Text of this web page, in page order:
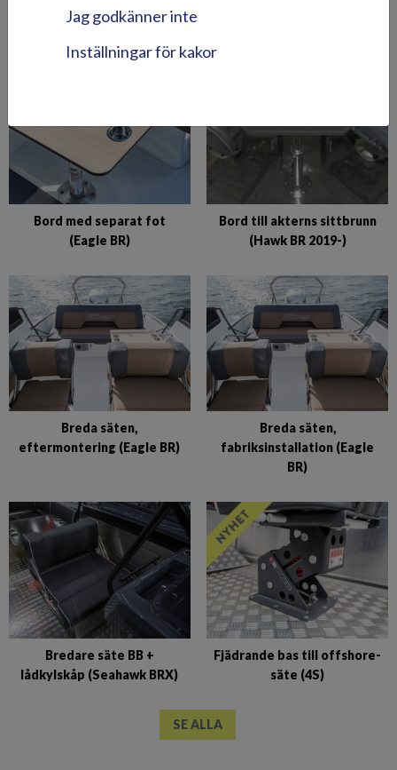
Bord m. bordsben (Tiger
Bord med separat fot
(Eagle BR)
Bord till akterns sittbrunn
(Hawk BR 2019-)
Breda säten,
eftermontering (Eagle BR)
Breda säten,
fabriksinstallation (Eagle
BR)
Bredare säte BB +
lådkylskåp (Seahawk BRX)
Fjädrande bas till offshore-
säte (4S)
SE ALLA
Jag godkänner inte
Inställningar för kakor